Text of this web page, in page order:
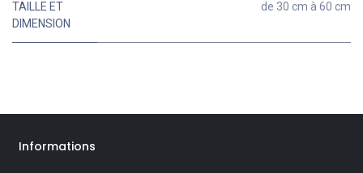
TAILLE ET
DIMENSION
de 30 cm à 60 cm
Informations